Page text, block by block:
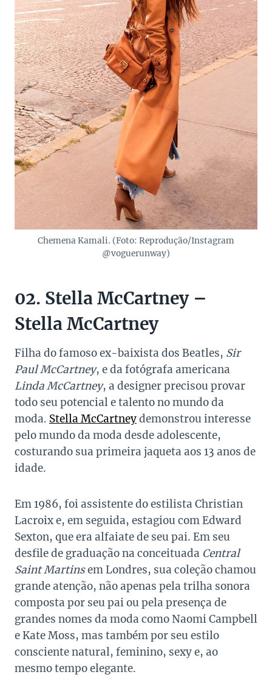
Chemena Kamali. (Foto: Reprodução/Instagram
@voguerunway)
02. Stella McCartney –
Stella McCartney
Filha do famoso ex-baixista dos Beatles, Sir
Paul McCartney, e da fotógrafa americana
Linda McCartney, a designer precisou provar
todo seu potencial e talento no mundo da
moda. Stella McCartneydemonstrou interesse
pelo mundo da moda desde adolescente,
costurando sua primeira jaqueta aos 13 anos de
idade.
Em 1986, foi assistente do estilista Christian
Lacroix e, em seguida, estagiou com Edward
Sexton, que era alfaiate de seu pai. Em seu
desfile de graduação na conceituada Central
Saint Martinsem Londres, sua coleção chamou
grande atenção, não apenas pela trilha sonora
composta por seu pai ou pela presença de
grandes nomes da moda como Naomi Campbell
e Kate Moss, mas também por seu estilo
consciente natural, feminino, sexy e, ao
mesmo tempo elegante.